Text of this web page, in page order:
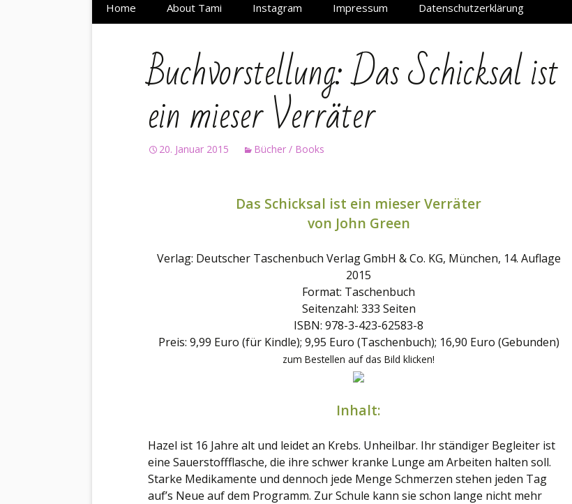
zum
Home About Tami Instagram Impressum Datenschutzerklärung
Buchvorstellung: Das Schicksal ist
ein mieser Verräter
20. Januar 2015 Bücher / Books
Das Schicksal ist ein mieser Verräter
von John Green
Verlag: Deutscher Taschenbuch Verlag GmbH & Co. KG, München, 14. Auflage
2015
Format: Taschenbuch
Seitenzahl: 333 Seiten
ISBN: 978-3-423-62583-8
Preis: 9,99 Euro (für Kindle); 9,95 Euro (Taschenbuch); 16,90 Euro (Gebunden)
zum Bestellen auf das Bild klicken!
Inhalt:
Hazel ist 16 Jahre alt und leidet an Krebs. Unheilbar. Ihr ständiger Begleiter ist
eine Sauerstoffflasche, die ihre schwer kranke Lunge am Arbeiten halten soll.
Starke Medikamente und dennoch jede Menge Schmerzen stehen jeden Tag
auf’s Neue auf dem Programm. Zur Schule kann sie schon lange nicht mehr